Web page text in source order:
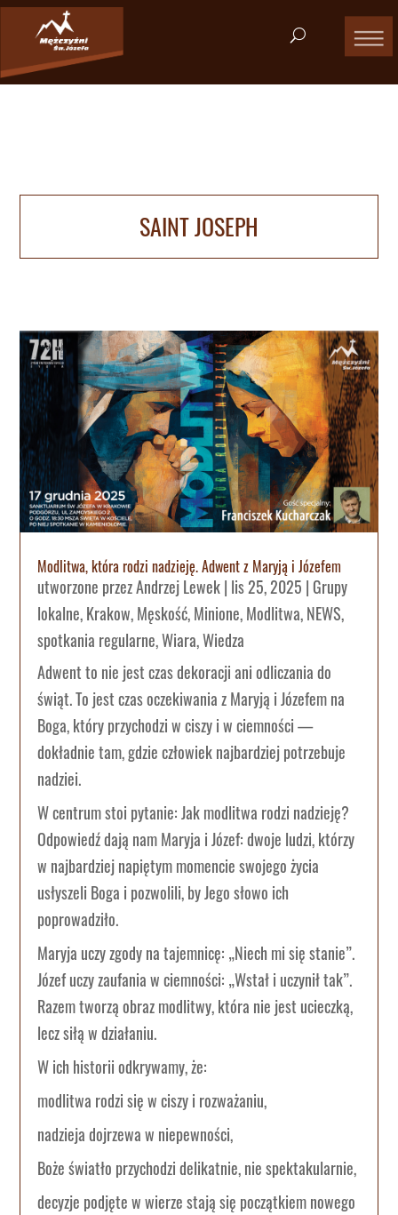
SAINT JOSEPH
Modlitwa, która rodzi nadzieję. Adwent z Maryją i Józefem
utworzone przezAndrzej Lewek| lis 25, 2025 | Grupy
lokalne,Krakow,Męskość,Minione,Modlitwa,NEWS,
spotkania regularne,Wiara,Wiedza
Adwent to nie jest czas dekoracji ani odliczania do
świąt. To jest czas oczekiwania z Maryją i Józefem na
Boga, który przychodzi w ciszy i w ciemności —
dokładnie tam, gdzie człowiek najbardziej potrzebuje
nadziei.
W centrum stoi pytanie: Jak modlitwa rodzi nadzieję?
Odpowiedź dają nam Maryja i Józef: dwoje ludzi, którzy
w najbardziej napiętym momencie swojego życia
usłyszeli Boga i pozwolili, by Jego słowo ich
poprowadziło.
Maryja uczy zgody na tajemnicę: „Niech mi się stanie”.
Józef uczy zaufania w ciemności: „Wstał i uczynił tak”.
Razem tworzą obraz modlitwy, która nie jest ucieczką,
lecz siłą w działaniu.
W ich historii odkrywamy, że:
modlitwa rodzi się w ciszy i rozważaniu,
nadzieja dojrzewa w niepewności,
Boże światło przychodzi delikatnie, nie spektakularnie,
decyzje podjęte w wierze stają się początkiem nowego